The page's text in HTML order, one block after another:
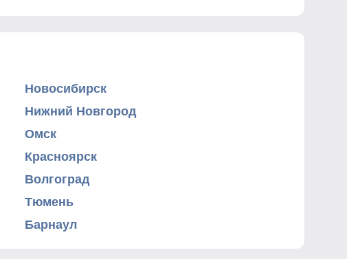
Новосибирск
Нижний Новгород
Омск
Красноярск
Волгоград
Тюмень
Барнаул